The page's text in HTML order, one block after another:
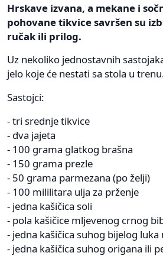
Hrskave izvana, a mekane i
pohovane tikvice savršen su
ručak ili prilog.
Uz nekoliko jednostavnih
jelo koje će nestati sa stola u
Sastojci:
- tri srednje tikvice
- dva jajeta
- 100 grama glatkog brašna
- 150 grama prezle
- 50 grama parmezana (po želji)
- 100 mililitara ulja za prženje
- jedna kašičica soli
- pola kašičice mljevenog crnog
- jedna kašičica suhog bijelog luka
- jedna kašičica suhog origana ili